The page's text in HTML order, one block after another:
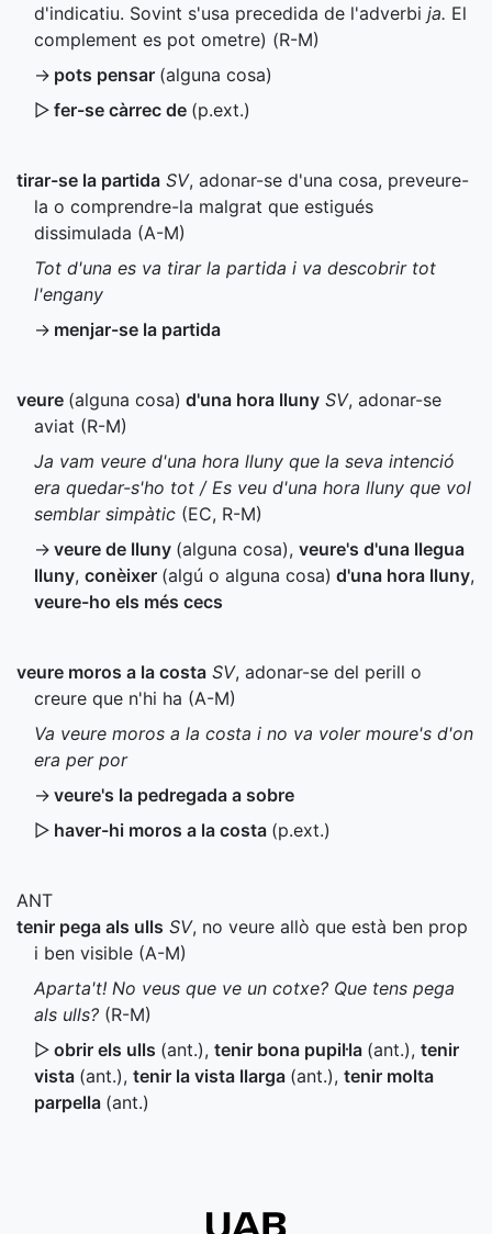
d'indicatiu. Sovint s'usa precedida de l'adverbi ja. El
complement es pot ometre) (R-M)
→ pots pensar (alguna cosa)
▷ fer-se càrrec de (p.ext.)
tirar-se la partida SV, adonar-se d'una cosa, preveure-
la o comprendre-la malgrat que estigués
dissimulada (A-M)
Tot d'una es va tirar la partida i va descobrir tot
l'engany
→ menjar-se la partida
veure (alguna cosa) d'una hora lluny SV, adonar-se
aviat (R-M)
Ja vam veure d'una hora lluny que la seva intenció
era quedar-s'ho tot / Es veu d'una hora lluny que vol
semblar simpàtic (EC, R-M)
→ veure de lluny (alguna cosa), veure's d'una llegua
lluny, conèixer (algú o alguna cosa) d'una hora lluny,
veure-ho els més cecs
veure moros a la costa SV, adonar-se del perill o
creure que n'hi ha (A-M)
Va veure moros a la costa i no va voler moure's d'on
era per por
→ veure's la pedregada a sobre
▷ haver-hi moros a la costa (p.ext.)
ANT
tenir pega als ulls SV, no veure allò que està ben prop
i ben visible (A-M)
Aparta't! No veus que ve un cotxe? Que tens pega
als ulls? (R-M)
▷ obrir els ulls (ant.), tenir bona pupil·la (ant.), tenir
vista (ant.), tenir la vista llarga (ant.), tenir molta
parpella (ant.)